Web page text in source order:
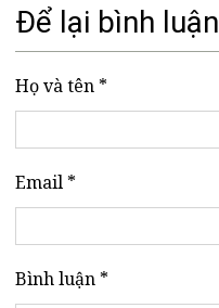
Để lại bình luận
Họ và tên *
Email *
Bình luận *